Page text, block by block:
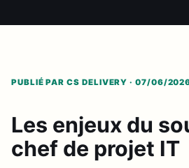
PUBLIÉ PAR CS DELIVERY · 07/06/
Les enjeux du
chef de projet IT